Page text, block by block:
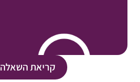
קריאת השאלה